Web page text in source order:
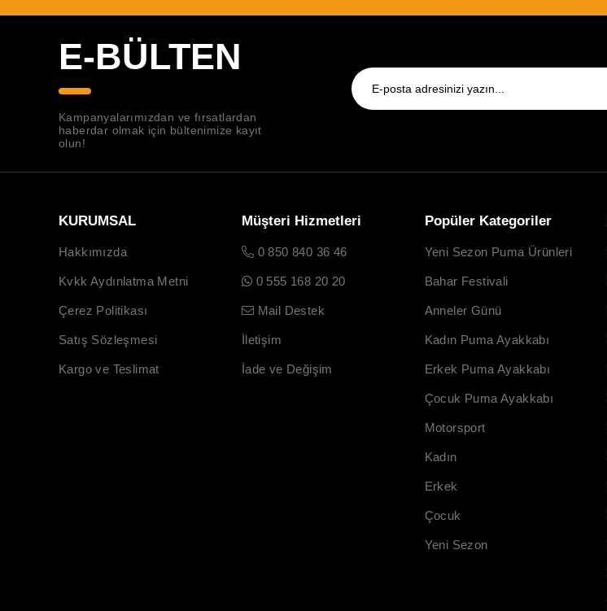
E-BÜLTEN
Kampanyalarımızdan ve fırsatlardan
haberdar olmak için bültenimize kayıt
olun!
KURUMSAL
Hakkımızda
Kvkk Aydınlatma Metni
Çerez Politikası
Satış Sözleşmesi
Kargo ve Teslimat
Müşteri Hizmetleri
0 850 840 36 46
0 555 168 20 20
Mail Destek
İletişim
İade ve Değişim
Popüler Kategoriler
Yeni Sezon Puma Ürünleri
Bahar Festivali
Anneler Günü
Kadın Puma Ayakkabı
Erkek Puma Ayakkabı
Çocuk Puma Ayakkabı
Motorsport
Kadın
Erkek
Çocuk
Yeni Sezon